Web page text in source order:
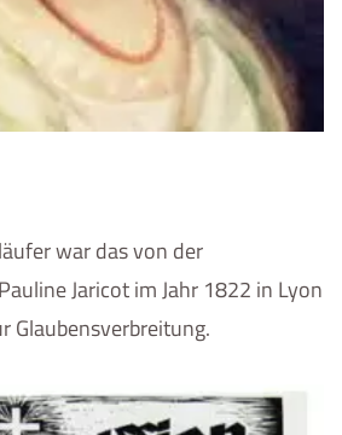
war das von der
Jaricot im Jahr 1822 in Lyon
Glaubensverbreitung.